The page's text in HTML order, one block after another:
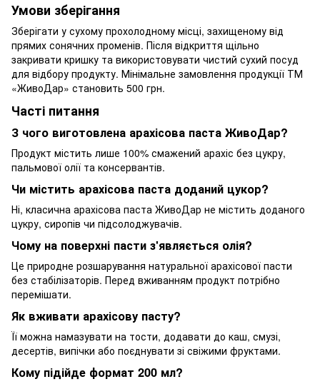
Умови зберігання
Зберігати у сухому прохолодному місці, захищеному від
прямих сонячних променів. Після відкриття щільно
закривати кришку та використовувати чистий сухий посуд
для відбору продукту. Мінімальне замовлення продукції ТМ
«ЖивоДар» становить 500 грн.
Часті питання
З чого виготовлена арахісова паста ЖивоДар?
Продукт містить лише 100% смажений арахіс без цукру,
пальмової олії та консервантів.
Чи містить арахісова паста доданий цукор?
Ні, класична арахісова паста ЖивоДар не містить доданого
цукру, сиропів чи підсолоджувачів.
Чому на поверхні пасти з'являється олія?
Це природне розшарування натуральної арахісової пасти
без стабілізаторів. Перед вживанням продукт потрібно
перемішати.
Як вживати арахісову пасту?
Її можна намазувати на тости, додавати до каш, смузі,
десертів, випічки або поєднувати зі свіжими фруктами.
Кому підійде формат 200 мл?